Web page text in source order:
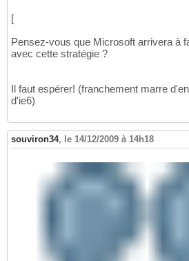
[
Pensez-vous que Microsoft arrivera à
avec cette stratégie ?
Il faut espérer! (franchement marre
d'ie6)
souviron34, le 14/12/2009 à 14h18